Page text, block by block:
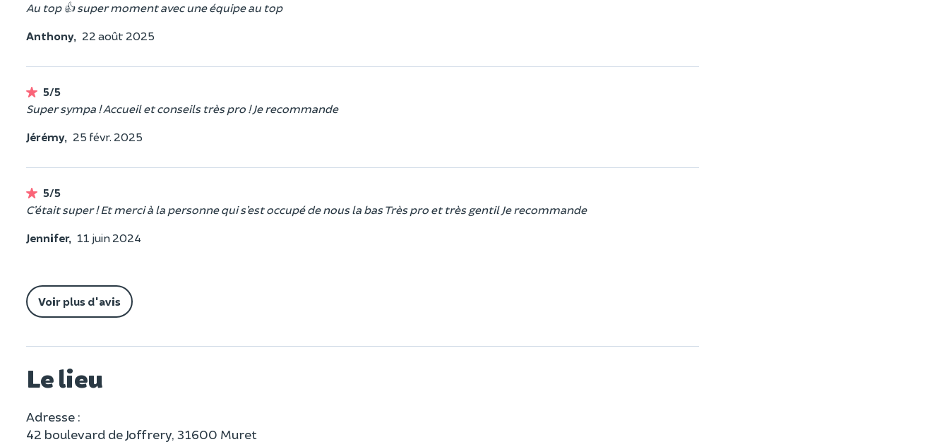
Au top 👍 super moment avec une équipe au top
Anthony, 22 août 2025
5/5
Super sympa ! Accueil et conseils très pro ! Je recommande
Jérémy, 25 févr. 2025
5/5
C’était super ! Et merci à la personne qui s’est occupé de nous la bas Très pro et très gentil Je recommande
Jennifer, 11 juin 2024
Voir plus d'avis
Le lieu
Adresse :
42 boulevard de Joffrery, 31600 Muret